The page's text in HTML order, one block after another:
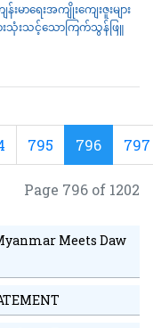
းမာရေးအကျိုးကျေးဇူးများ
သုံးသင့်သောကြက်သွန်ဖြူ
795 796 797
Page 796 of 1202
Meets Daw